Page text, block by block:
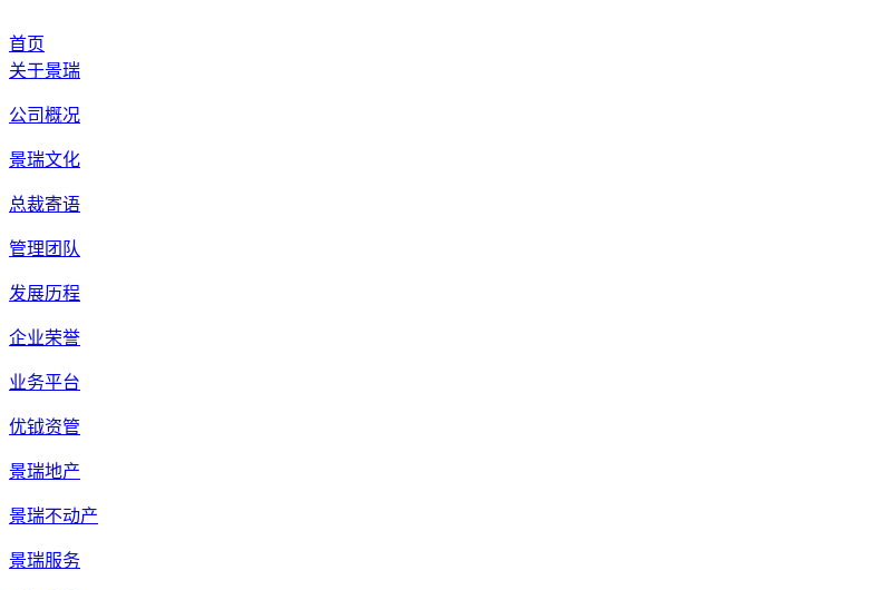
首页
关于景瑞
公司概况
景瑞文化
总裁寄语
管理团队
发展历程
企业荣誉
业务平台
优钺资管
景瑞地产
景瑞不动产
景瑞服务